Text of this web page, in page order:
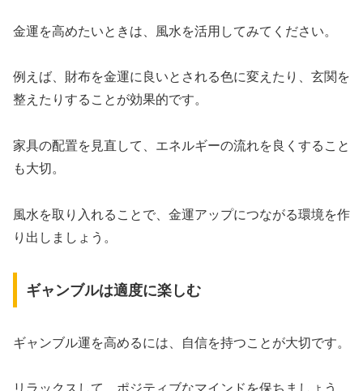
金運を高めたいときは、風水を活用してみてください。
例えば、財布を金運に良いとされる色に変えたり、玄関を
整えたりすることが効果的です。
家具の配置を見直して、エネルギーの流れを良くすること
も大切。
風水を取り入れることで、金運アップにつながる環境を作
り出しましょう。
ギャンブルは適度に楽しむ
ギャンブル運を高めるには、自信を持つことが大切です。